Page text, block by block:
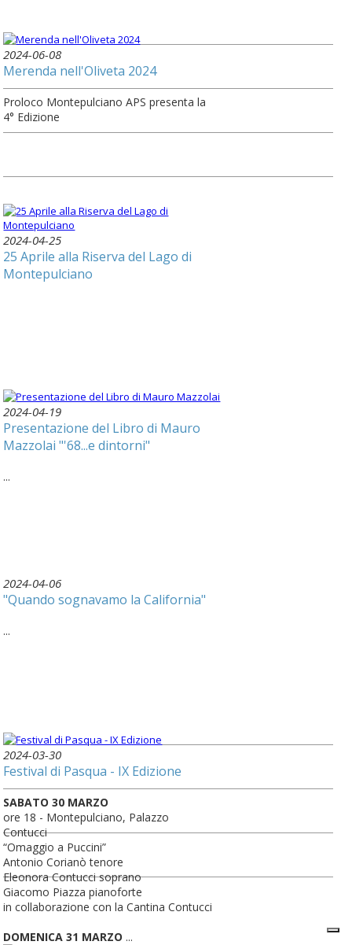
2024-06-08
Merenda nell'Oliveta 2024
Proloco Montepulciano APS presenta la
4° Edizione
2024-04-25
25 Aprile alla Riserva del Lago di
Montepulciano
2024-04-19
Presentazione del Libro di Mauro
Mazzolai "'68...e dintorni"
...
2024-04-06
"Quando sognavamo la California"
...
2024-03-30
Festival di Pasqua - IX Edizione
SABATO 30 MARZO
ore 18 - Montepulciano, Palazzo
Contucci
“Omaggio a Puccini”
Antonio Corianò tenore
Eleonora Contucci soprano
Giacomo Piazza pianoforte
in collaborazione con la Cantina Contucci
DOMENICA 31 MARZO ...